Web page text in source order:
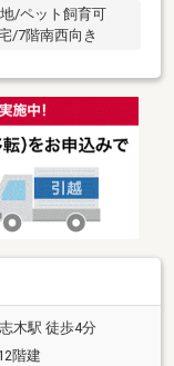
/ペット飼育可
/7階南西向き
木駅 徒歩4分
階建